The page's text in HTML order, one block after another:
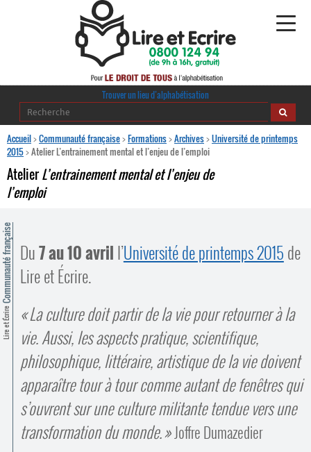
Alphabétisation
Publications
Comprendre et parler
Bienvenue en Belgique
Contacts
Trouver un lieu d’alphabétisation
Trouver un lieu d’alphabétisation
Accueil>Communauté française>Formations>Archives>Université de printemps
2015>Atelier L’entrainement mental et l’enjeu de l’emploi
AtelierL’entrainement mental et l’enjeu de
l’emploi
Lire et Écrire
Communauté française Du7 au 10 avril l’Université de printemps 2015 de
Lire et Écrire.
La culture doit partir de la vie pour retourner à la
vie. Aussi, les aspects pratique, scientifique,
philosophique, littéraire, artistique de la vie doivent
apparaître tour à tour comme autant de fenêtres qui
s’ouvrent sur une culture militante tendue vers une
transformation du monde.
Joffre Dumazedier